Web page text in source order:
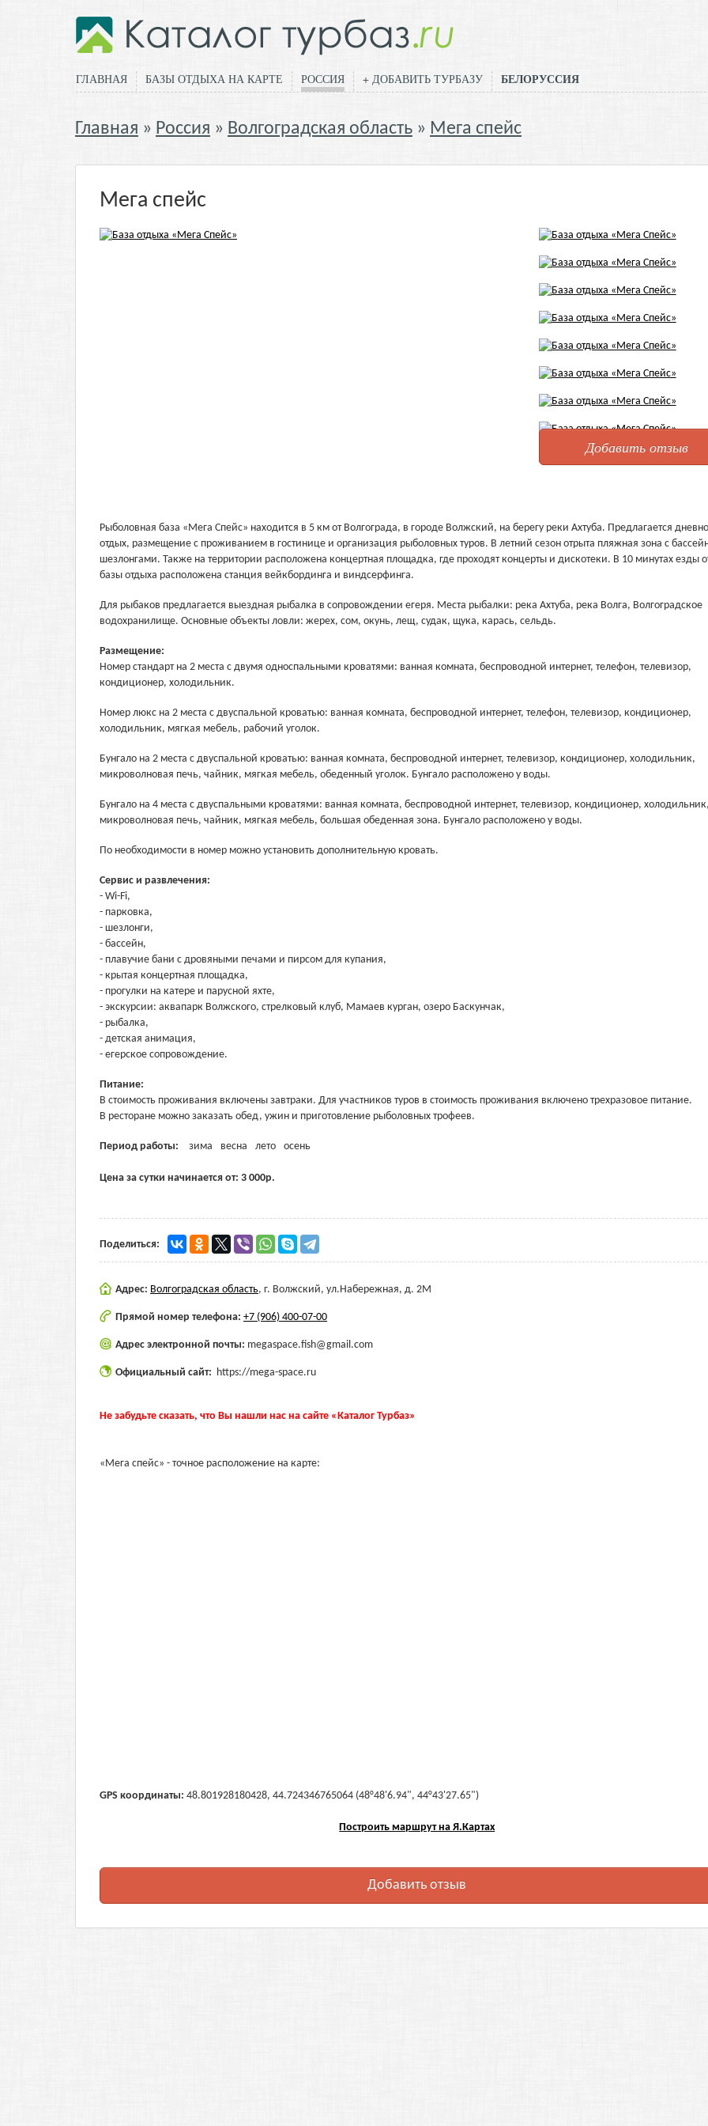
ГЛАВНАЯ БАЗЫ ОТДЫХА НА КАРТЕ РОССИЯ + ДОБАВИТЬ ТУРБАЗУ БЕЛОРУССИЯ
Главная Россия Волгоградская область Мега спейс
Мега спейс
Добавить отзыв
Рыболовная база «Мега Спейс» находится в 5 км от Волгограда, в городе Волжский, на берегу реки Ахтуба. Предлагается
отдых, размещение с проживанием в гостинице и организация рыболовных туров. В летний сезон отрыта пляжная зона с
шезлонгами. Также на территории расположена концертная площадка, где проходят концерты и дискотеки. В 10 минутах езды
базы отдыха расположена станция вейкбординга и виндсерфинга.
Для рыбаков предлагается выездная рыбалка в сопровождении егеря. Места рыбалки: река Ахтуба, река Волга, Волгоградское
водохранилище. Основные объекты ловли: жерех, сом, окунь, лещ, судак, щука, карась, сельдь.
Размещение:
Номер стандарт на 2 места с двумя односпальными кроватями: ванная комната, беспроводной интернет, телефон, телевизор,
кондиционер, холодильник.
Номер люкс на 2 места с двуспальной кроватью: ванная комната, беспроводной интернет, телефон, телевизор, кондиционер,
холодильник, мягкая мебель, рабочий уголок.
Бунгало на 2 места с двуспальной кроватью: ванная комната, беспроводной интернет, телевизор, кондиционер, холодильник,
микроволновая печь, чайник, мягкая мебель, обеденный уголок. Бунгало расположено у воды.
Бунгало на 4 места с двуспальными кроватями: ванная комната, беспроводной интернет, телевизор, кондиционер,
микроволновая печь, чайник, мягкая мебель, большая обеденная зона. Бунгало расположено у воды.
По необходимости в номер можно установить дополнительную кровать.
Сервис и развлечения:
- Wi-Fi,
- парковка,
- шезлонги,
- бассейн,
- плавучие бани с дровяными печами и пирсом для купания,
- крытая концертная площадка,
- прогулки на катере и парусной яхте,
- экскурсии: аквапарк Волжского, стрелковый клуб, Мамаев курган, озеро Баскунчак,
- рыбалка,
- детская анимация,
- егерское сопровождение.
Питание:
В стоимость проживания включены завтраки. Для участников туров в стоимость проживания включено трехразовое питание.
В ресторане можно заказать обед, ужин и приготовление рыболовных трофеев.
Период работы: зима весна лето осень
Цена за сутки начинается от: 3 000р.
Поделиться:
Адрес: Волгоградская область, г. Волжский, ул.Набережная, д. 2М
Прямой номер телефона: +7 (906) 400-07-00
Адрес электронной почты: megaspace.fish@gmail.com
Официальный сайт: https://mega-space.ru
Не забудьте сказать, что Вы нашли нас на сайте «Каталог Турбаз»
«Мега спейс» - точное расположение на карте:
GPS координаты: 48.801928180428, 44.724346765064 (48°48'6.94", 44°43'27.65")
Построить маршрут на Я.Картах
Добавить отзыв